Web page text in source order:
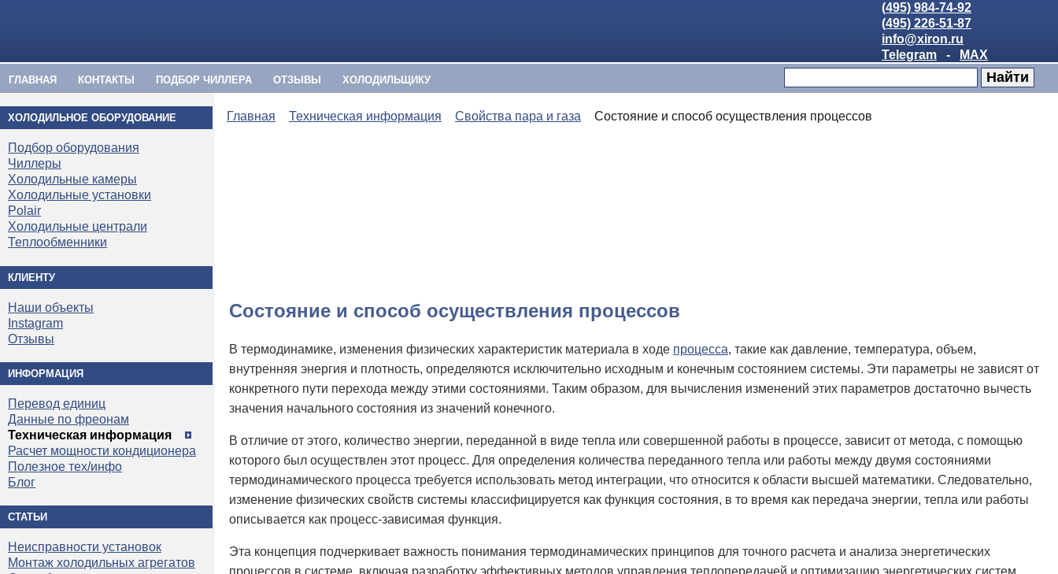
(495) 984-74-92
(495) 226-51-87
info@xiron.ru
Telegram
- MAX
ГЛАВНАЯ КОНТАКТЫ ПОДБОР ЧИЛЛЕРА ОТЗЫВЫ ХОЛОДИЛЬЩИКУ
ХОЛОДИЛЬНОЕ ОБОРУДОВАНИЕ
Подбор оборудования
Чиллеры
Холодильные камеры
Холодильные установки
Polair
Холодильные централи
Теплообменники
КЛИЕНТУ
Наши объекты
Instagram
Отзывы
ИНФОРМАЦИЯ
Перевод единиц
Данные по фреонам
Техническая информация
Расчет мощности кондиционера
Полезное тех/инфо
Блог
СТАТЬИ
Неисправности установок
Монтаж холодильных агрегатов
Главная Техническая информация Свойства пара и газа Состояние и способ осуществления процессов
Состояние и способ осуществления процессов
В термодинамике, изменения физических характеристик материала в ходе процесса, такие как давление, температура, объем,
внутренняя энергия и плотность, определяются исключительно исходным и конечным состоянием системы. Эти параметры не зависят от
конкретного пути перехода между этими состояниями. Таким образом, для вычисления изменений этих параметров достаточно вычесть
значения начального состояния из значений конечного.
В отличие от этого, количество энергии, переданной в виде тепла или совершенной работы в процессе, зависит от метода, с помощью
которого был осуществлен этот процесс. Для определения количества переданного тепла или работы между двумя состояниями
термодинамического процесса требуется использовать метод интеграции, что относится к области высшей математики. Следовательно,
изменение физических свойств системы классифицируется как функция состояния, в то время как передача энергии, тепла или работы
описывается как процесс-зависимая функция.
Эта концепция подчеркивает важность понимания термодинамических принципов для точного расчета и анализа энергетических
процессов в системе, включая разработку эффективных методов управления теплопередачей и оптимизацию энергетических систем.